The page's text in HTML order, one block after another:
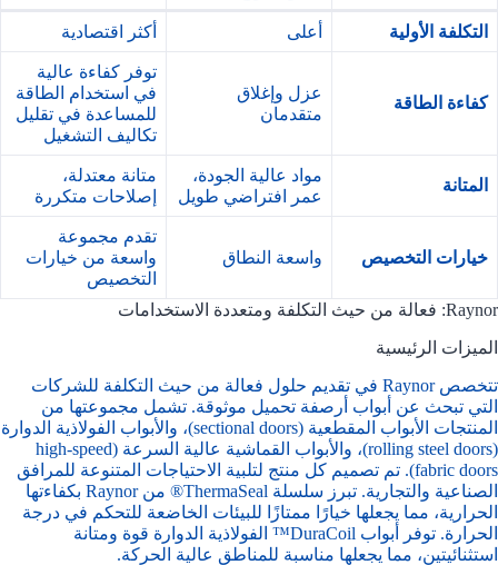
التكلفة الأولية أعلى أكثر اقتصادية
كفاءة الطاقة
عزل وإغلاق
متقدمان
توفر كفاءة عالية
في استخدام الطاقة
للمساعدة في تقليل
تكاليف التشغيل
المتانة
مواد عالية الجودة،
عمر افتراضي طويل
متانة معتدلة،
إصلاحات متكررة
خيارات التخصيص واسعة النطاق
تقدم مجموعة
واسعة من خيارات
التخصيص
Raynor: فعالة من حيث التكلفة ومتعددة الاستخدامات
الميزات الرئيسية
تتخصص Raynor في تقديم حلول فعالة من حيث التكلفة للشركات
التي تبحث عن أبواب أرصفة تحميل موثوقة. تشمل مجموعتها من
المنتجات الأبواب المقطعية (sectional doors)، والأبواب الفولاذية الدوارة
(rolling steel doors)، والأبواب القماشية عالية السرعة (high-speed
fabric doors). تم تصميم كل منتج لتلبية الاحتياجات المتنوعة للمرافق
الصناعية والتجارية. تبرز سلسلة ThermaSeal® من Raynor بكفاءتها
الحرارية، مما يجعلها خيارًا ممتازًا للبيئات الخاضعة للتحكم في درجة
الحرارة. توفر أبواب DuraCoil™ الفولاذية الدوارة قوة ومتانة
استثنائيتين، مما يجعلها مناسبة للمناطق عالية الحركة.